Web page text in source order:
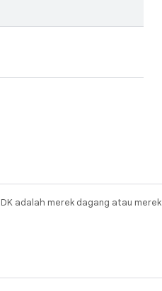
adalah merek dagang atau merek